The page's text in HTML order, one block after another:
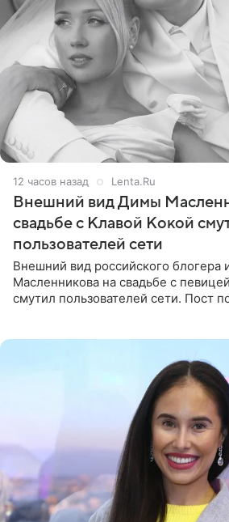
12 часов назад Lenta.Ru
Внешний вид Димы
свадьбе с Клавой Кокой
пользователей сети
Внешний вид российского
Масленникова на свадьбе с
смутил пользователей сети. Пост